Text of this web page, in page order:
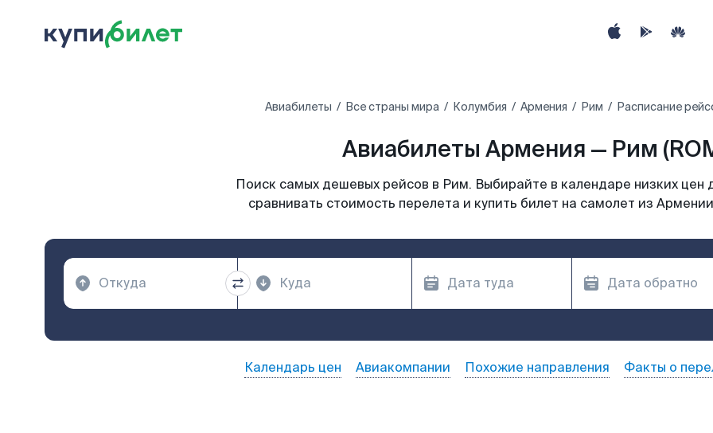
Авиабилеты Все страны мира Колумбия Армения Рим Расписание
Авиабилеты Армения — Рим
Поиск самых дешевых рейсов в Рим. Выбирайте в календаре низких цен
сравнивать стоимость перелета и купить билет на самолет из
Календарь цен Авиакомпании Похожие направления Факты о